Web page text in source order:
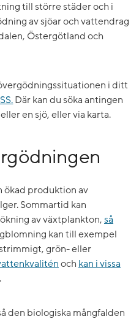
till större städer och i
av sjöar och vattendrag
Östergötland och
i ditt
Där kan du söka antingen
en sjö, eller via karta.
ökad produktion av
Sommartid kan
av växtplankton, så
kan till exempel
grön- eller
och kan i vissa
.
den biologiska mångfalden